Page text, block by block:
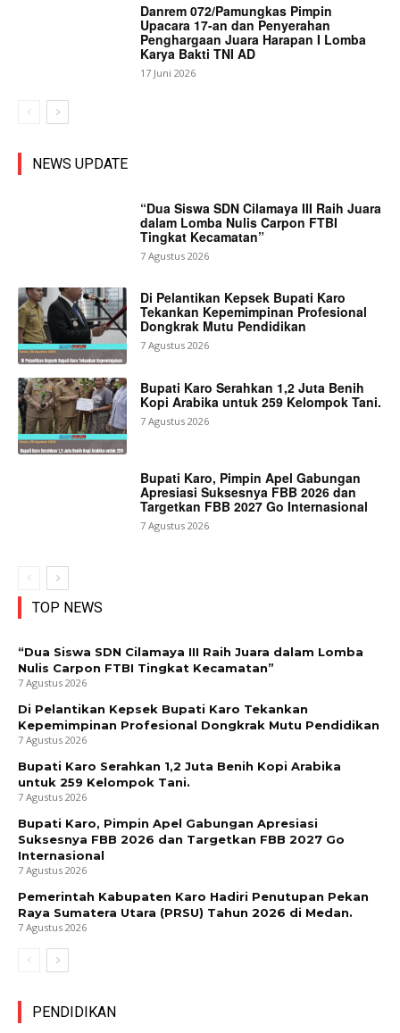
Danrem 072/Pamungkas Pimpin
Upacara 17-an dan Penyerahan
Penghargaan Juara Harapan I Lomba
Karya Bakti TNI AD
17 Juni 2026
NEWS UPDATE
“Dua Siswa SDN Cilamaya III Raih Juara
dalam Lomba Nulis Carpon FTBI
Tingkat Kecamatan”
7 Agustus 2026
Di Pelantikan Kepsek Bupati Karo
Tekankan Kepemimpinan Profesional
Dongkrak Mutu Pendidikan
7 Agustus 2026
Bupati Karo Serahkan 1,2 Juta Benih
Kopi Arabika untuk 259 Kelompok Tani.
7 Agustus 2026
Bupati Karo, Pimpin Apel Gabungan
Apresiasi Suksesnya FBB 2026 dan
Targetkan FBB 2027 Go Internasional
7 Agustus 2026
TOP NEWS
“Dua Siswa SDN Cilamaya III Raih Juara dalam Lomba
Nulis Carpon FTBI Tingkat Kecamatan”
7 Agustus 2026
Di Pelantikan Kepsek Bupati Karo Tekankan
Kepemimpinan Profesional Dongkrak Mutu Pendidikan
7 Agustus 2026
Bupati Karo Serahkan 1,2 Juta Benih Kopi Arabika
untuk 259 Kelompok Tani.
7 Agustus 2026
Bupati Karo, Pimpin Apel Gabungan Apresiasi
Suksesnya FBB 2026 dan Targetkan FBB 2027 Go
Internasional
7 Agustus 2026
Pemerintah Kabupaten Karo Hadiri Penutupan Pekan
Raya Sumatera Utara (PRSU) Tahun 2026 di Medan.
7 Agustus 2026
PENDIDIKAN